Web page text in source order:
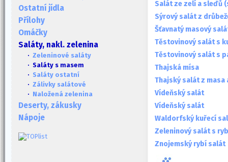
Ostatní jídla
Přílohy
Omáčky
Saláty, nakl. zelenina
· Zeleninové saláty
· Saláty s masem
· Saláty ostatní
· Zálivky salátové
· Naložená zelenina
Deserty, zákusky
Nápoje
Salát ze zelí a sleďů
Sýrový salát z
Šťavnatý masový
Těstovinový salát s
Těstovinový salát s
Thajská mísa
Thajský salát z masa
Vídeňský salát
Vídeňský salát
Waldorfský kuřecí
Zeleninový salát s
Znojemský rybí salát